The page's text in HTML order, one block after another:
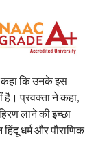
कहा कि उनके इस
है। प्रवक्ता ने कहा,
लाने की इच्छा
धर्म और पौराणिक